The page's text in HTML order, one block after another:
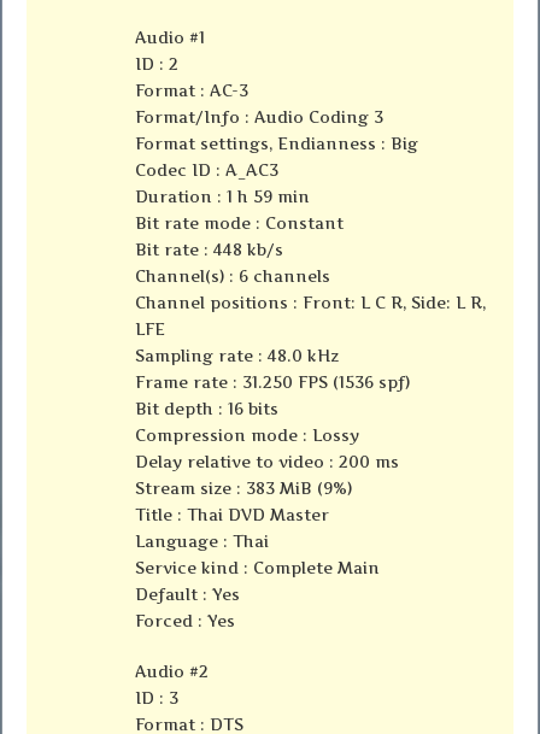
Audio #1
ID : 2
Format : AC-3
Format/Info : Audio Coding 3
Format settings, Endianness : Big
Codec ID : A_AC3
Duration : 1 h 59 min
Bit rate mode : Constant
Bit rate : 448 kb/s
Channel(s) : 6 channels
Channel positions : Front: L C R, Side: L R,
LFE
Sampling rate : 48.0 kHz
Frame rate : 31.250 FPS (1536 spf)
Bit depth : 16 bits
Compression mode : Lossy
Delay relative to video : 200 ms
Stream size : 383 MiB (9%)
Title : Thai DVD Master
Language : Thai
Service kind : Complete Main
Default : Yes
Forced : Yes
Audio #2
ID : 3
Format : DTS